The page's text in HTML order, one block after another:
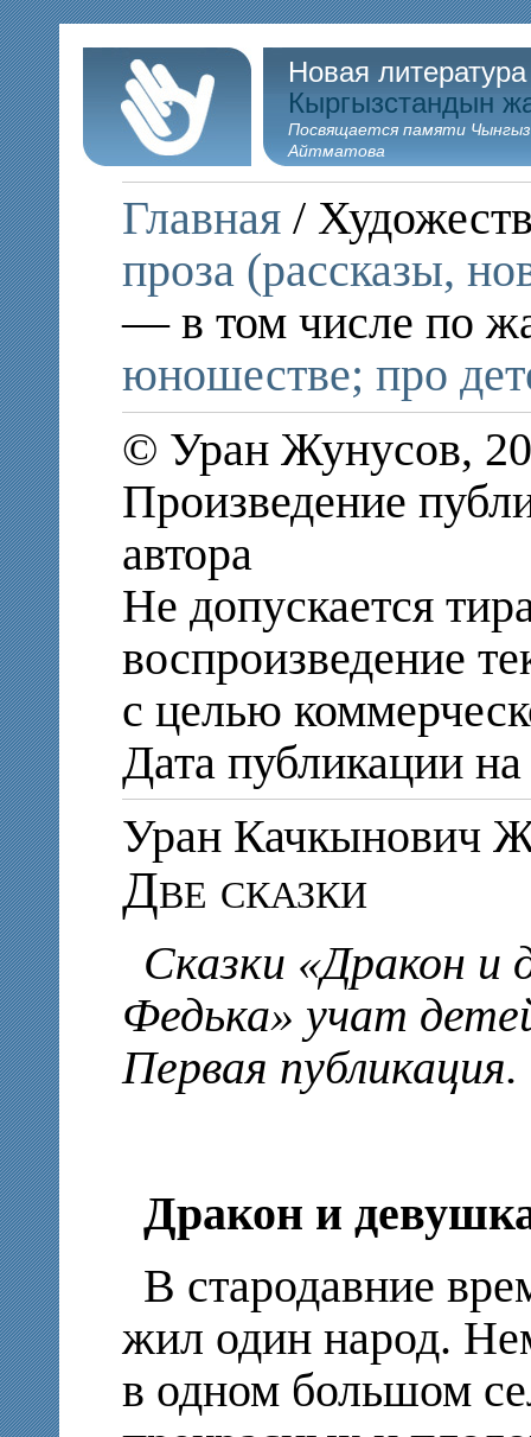
Новая
Кыргызстандын
Посвящается памяти
Айтматова
Главная /
проза (рассказы,
— в том числе по
юношестве; про
© Уран Жунусов,
Произведение
автора
Не допускается
воспроизведение
с целью
Дата публикации
Уран
Две сказки
Сказки «Дракон и
Федька» учат
Первая публикация.
Дракон и
В стародавние
жил один народ.
в одном большом